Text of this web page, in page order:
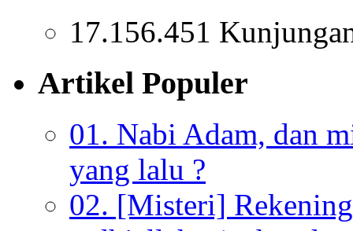
17.156.451
Artikel Populer
01. Nabi Adam, dan
yang lalu ?
02. [Misteri]